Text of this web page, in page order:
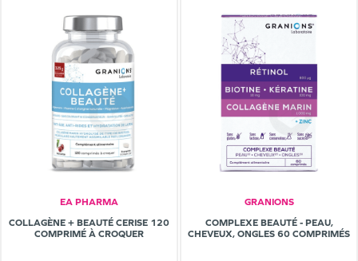
EA PHARMA
COLLAGÈNE + BEAUTÉ CERISE 120
COMPRIMÉ À CROQUER
GRANIONS
COMPLEXE BEAUTÉ - PEAU,
CHEVEUX, ONGLES 60 COMPRIMÉS